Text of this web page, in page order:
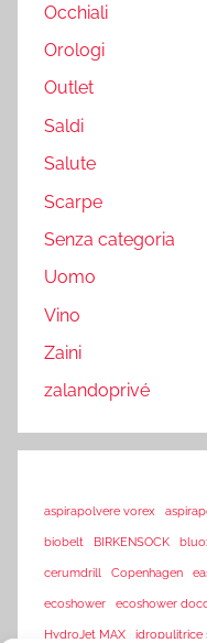
Occhiali
Orologi
Outlet
Saldi
Salute
Scarpe
Senza categoria
Uomo
Vino
Zaini
zalandoprivé
aspirapolvere vorex
biobelt BIRKENSOCK
cerumdrill Copenhagen
ecoshower ecoshower
HydroJet MAX idropulitrice